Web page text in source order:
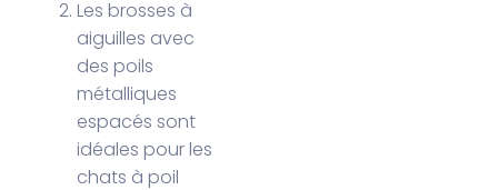
Les brosses à
aiguilles avec
des poils
métalliques
espacés sont
idéales pour les
chats à poil